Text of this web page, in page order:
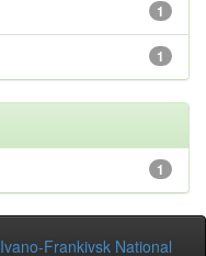
1
1
1
Ivano-Frankivsk National